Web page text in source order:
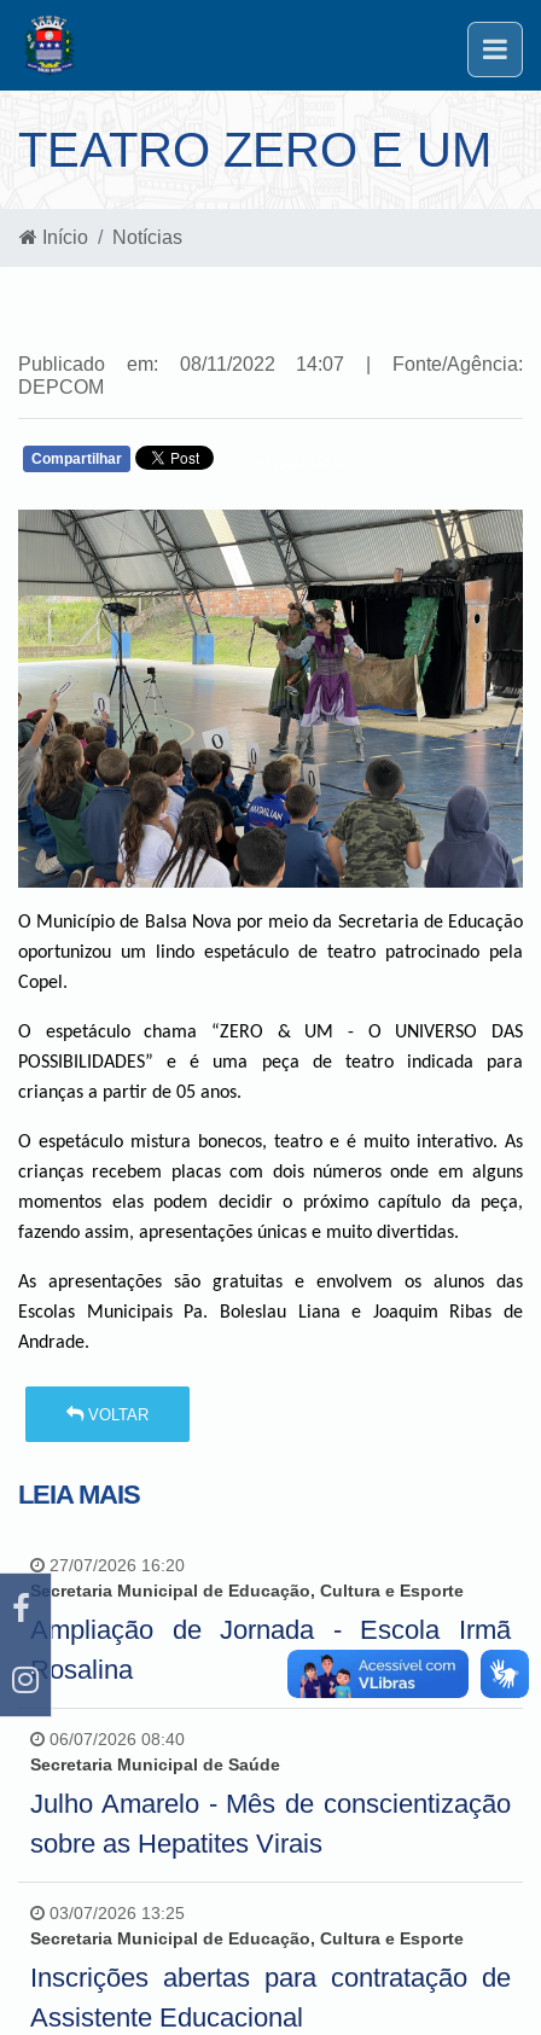
TEATRO ZERO E UM
Início Notícias
Publicado em: 08/11/2022 14:07 | Fonte/Agência:
DEPCOM
Compartilhar
O Município de Balsa Nova por meio da Secretaria de Educação
oportunizou um lindo espetáculo de teatro patrocinado pela
Copel.
O espetáculo chama “ZERO & UM - O UNIVERSO DAS
POSSIBILIDADES” e é uma peça de teatro indicada para
crianças a partir de 05 anos.
O espetáculo mistura bonecos, teatro e é muito interativo. As
crianças recebem placas com dois números onde em alguns
momentos elas podem decidir o próximo capítulo da peça,
fazendo assim, apresentações únicas e muito divertidas.
As apresentações são gratuitas e envolvem os alunos das
Escolas Municipais Pa. Boleslau Liana e Joaquim Ribas de
Andrade.
VOLTAR
LEIA MAIS
27/07/2026 16:20
Secretaria Municipal de Educação, Cultura e Esporte
Ampliação de Jornada - Escola Irmã
Rosalina
06/07/2026 08:40
Secretaria Municipal de Saúde
Julho Amarelo - Mês de conscientização
sobre as Hepatites Virais
03/07/2026 13:25
Secretaria Municipal de Educação, Cultura e Esporte
Inscrições abertas para contratação de
Assistente Educacional